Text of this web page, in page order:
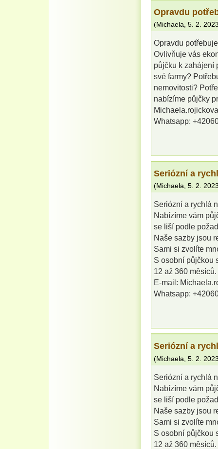
Opravdu
(Michaela, 5. 2.
Opravdu
Ovlivňuje vás
půjčku k zahájení
své farmy?
nemovitosti?
nabízíme půjčky
Whatsapp:
Seriózní a
(Michaela, 5. 2.
Seriózní a rychlá
Nabízíme vám
se liší podle
Naše sazby jsou
Sami si zvolíte
S osobní půjčkou
12 až 360 měsíců.
E-mail:
Whatsapp:
Seriózní a
(Michaela 5. 2.
Seriózní a rychlá
Nabízíme vám
se liší podle
Naše sazby jsou
Sami si zvolíte
S osobní půjčkou
12 až 360 měsíců.